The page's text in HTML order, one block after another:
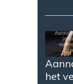
het